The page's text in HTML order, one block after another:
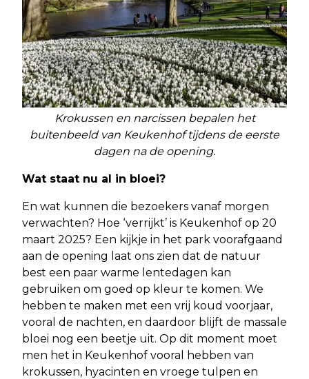
Krokussen en narcissen bepalen het
buitenbeeld van Keukenhof tijdens de eerste
dagen na de opening.
Wat staat nu al in bloei?
En wat kunnen die bezoekers vanaf morgen
verwachten? Hoe ‘verrijkt’ is Keukenhof op 20
maart 2025? Een kijkje in het park voorafgaand
aan de opening laat ons zien dat de natuur
best een paar warme lentedagen kan
gebruiken om goed op kleur te komen. We
hebben te maken met een vrij koud voorjaar,
vooral de nachten, en daardoor blijft de massale
bloei nog een beetje uit. Op dit moment moet
men het in Keukenhof vooral hebben van
krokussen, hyacinten en vroege tulpen en